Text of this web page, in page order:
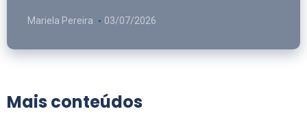
Mariela Pereira 03/07/2026
Mais conteúdos